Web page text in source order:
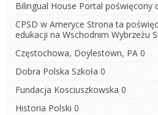
Bilingual House Portal poświęcony
CPSD w Ameryce Strona ta
edukacji na Wschodnim Wybrzeżu
Częstochowa, Doylestown, PA 0
Dobra Polska Szkoła 0
Fundacja Kosciuszkowska 0
Historia Polski 0